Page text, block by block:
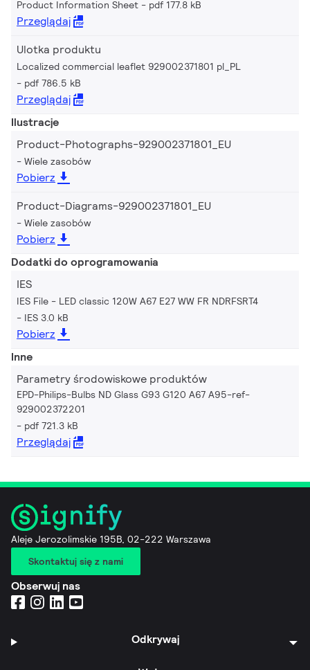
Product Information Sheet pdf 177.8 kB
Przeglądaj
Ulotka produktu
Localized commercial leaflet 929002371801 pl_PL
pdf 786.5 kB
Przeglądaj
Ilustracje
Product-Photographs-929002371801_EU
Wiele zasobów
Pobierz
Product-Diagrams-929002371801_EU
Wiele zasobów
Pobierz
Dodatki do oprogramowania
IES
IES File - LED classic 120W A67 E27 WW FR NDRFSRT4
IES 3.0 kB
Pobierz
Inne
Parametry środowiskowe produktów
EPD-Philips-Bulbs ND Glass G93 G120 A67 A95-ref-
929002372201
pdf 721.3 kB
Przeglądaj
Aleje Jerozolimskie 195B, 02-222 Warszawa
Skontaktuj się z nami
Obserwuj nas
Odkrywaj